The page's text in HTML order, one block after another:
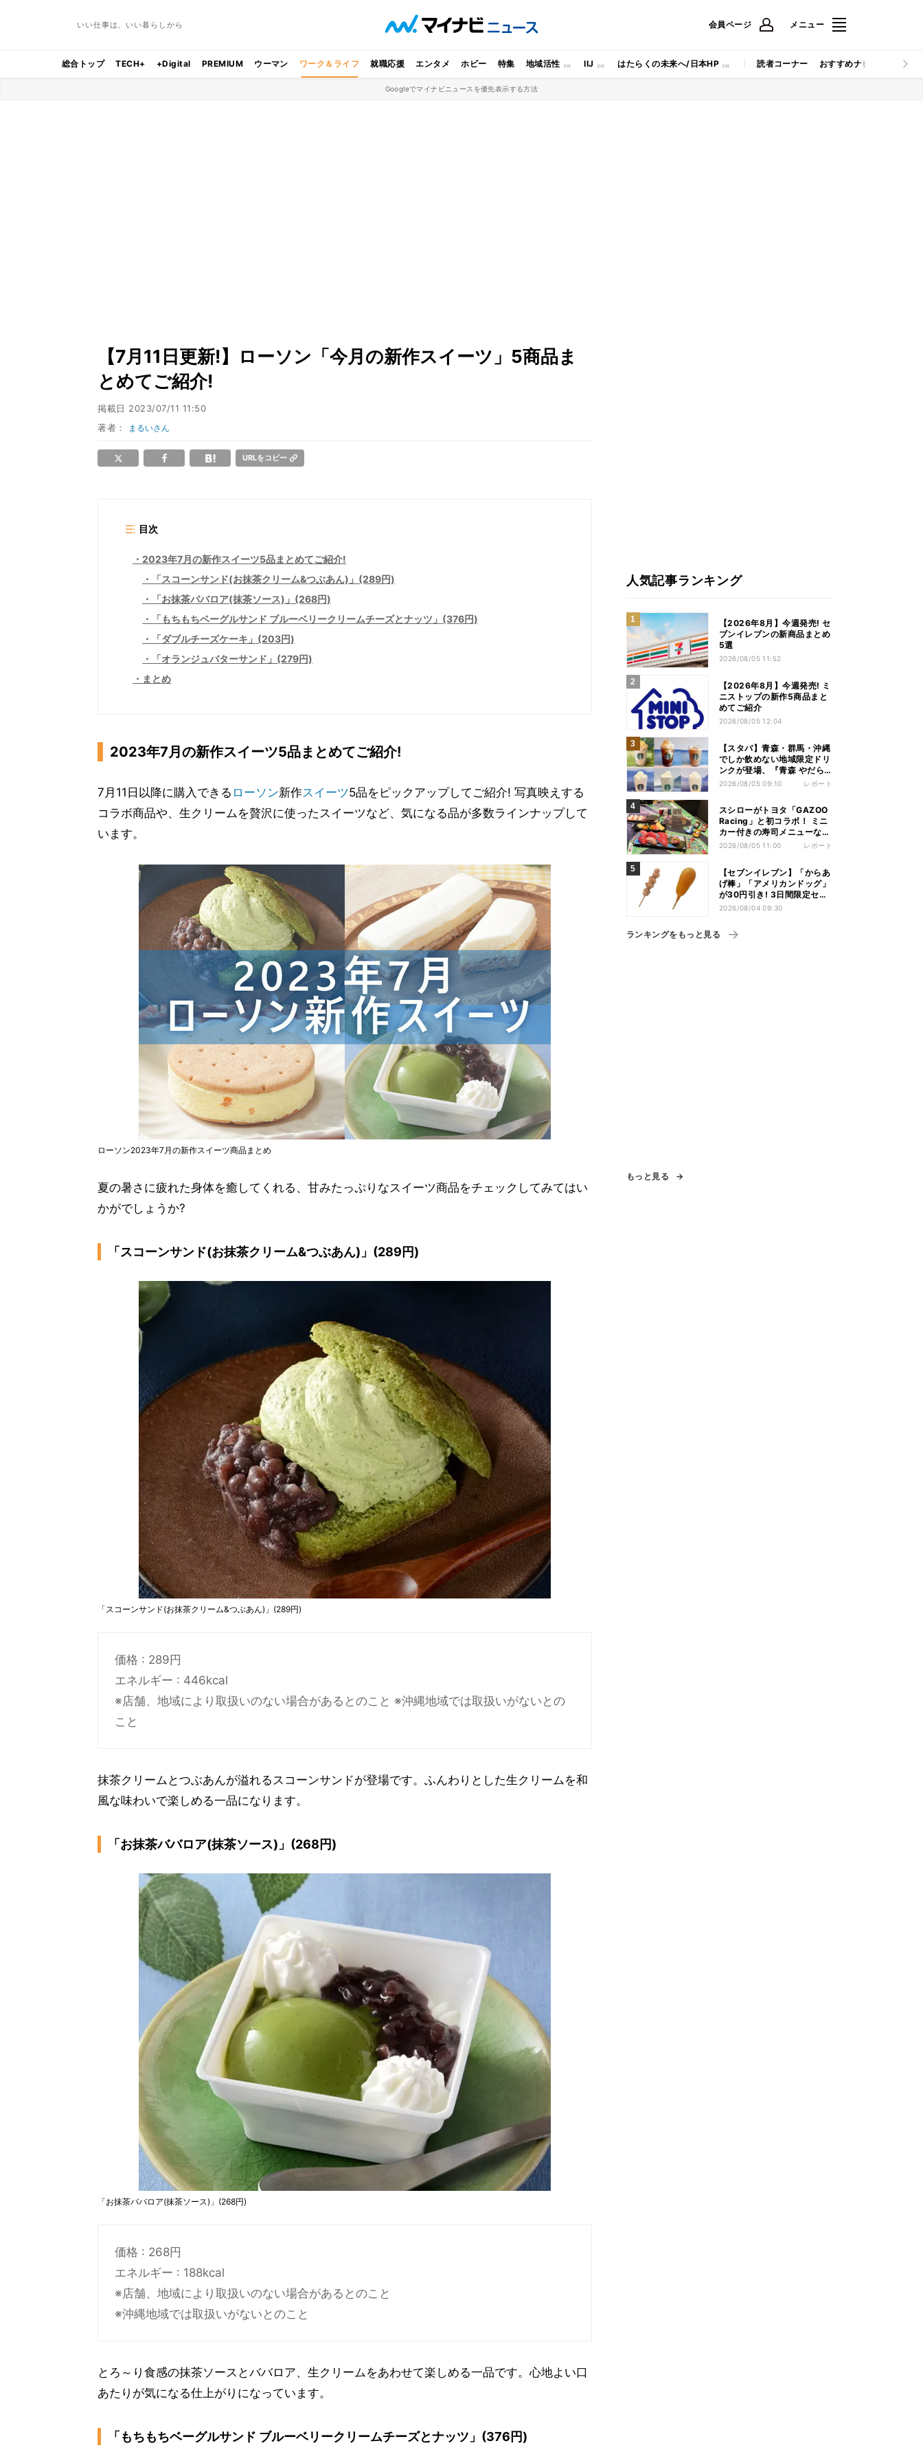
いい仕事は、いい暮らしから 会員ページ メニュー
総合トップ TECH+ +Digital PREMIUM ウーマン ワーク＆ライフ 就職応援 エンタメ ホビー 特集 地域活性 IIJ はたらくの未来へ/日本HP 読者コーナー おすすめナビ マイナビ
Googleでマイナビニュースを優先表示する方法
【7月11日更新!】ローソン「今月の新作スイーツ」5商品ま
とめてご紹介!
掲載日 2023/07/11 11:50
著者：
まるいさん
URLをコピー
目次
2023年7月の新作スイーツ5品まとめてご紹介!
「スコーンサンド(お抹茶クリーム&つぶあん)」(289円)
「お抹茶ババロア(抹茶ソース)」(268円)
「もちもちベーグルサンド ブルーベリークリームチーズとナッツ」(376円)
「ダブルチーズケーキ」(203円)
「オランジュバターサンド」(279円)
まとめ
2023年7月の新作スイーツ5品まとめてご紹介!
7月11日以降に購入できる ローソン新作スイーツ5品をピックアップしてご紹介! 写真映えする
コラボ商品や、生クリームを贅沢に使ったスイーツなど、気になる品が多数ラインナップして
います。
ローソン2023年7月の新作スイーツ商品まとめ
夏の暑さに疲れた身体を癒してくれる、甘みたっぷりなスイーツ商品をチェックしてみてはい
かがでしょうか?
「スコーンサンド(お抹茶クリーム&つぶあん)」(289円)
「スコーンサンド(お抹茶クリーム&つぶあん)」(289円)
価格 : 289円
エネルギー : 446kcal
※店舗、地域により取扱いのない場合があるとのこと ※沖縄地域では取扱いがないとの
こと
抹茶クリームとつぶあんが溢れるスコーンサンドが登場です。ふんわりとした生クリームを和
風な味わいで楽しめる一品になります。
「お抹茶ババロア(抹茶ソース)」(268円)
「お抹茶ババロア(抹茶ソース)」(268円)
価格 : 268円
エネルギー : 188kcal
※店舗、地域により取扱いのない場合があるとのこと
※沖縄地域では取扱いがないとのこと
とろ～り食感の抹茶ソースとババロア、生クリームをあわせて楽しめる一品です。心地よい口
あたりが気になる仕上がりになっています。
「もちもちベーグルサンド ブルーベリークリームチーズとナッツ」(376円)
人気記事ランキング
【2026年8月】今週発売! セ
ブンイレブンの新商品まとめ
5選
2026/08/05 11:52
【2026年8月】今週発売! ミ
ニストップの新作5商品まと
めてご紹介
2026/08/05 12:04
【スタバ】青森・群馬・沖縄
でしか飲めない地域限定ドリ
ンクが登場、『青森 やだら
めぇりんご アーモンドミル
2026/08/05 09:10 レポート
スシローがトヨタ「GAZOO
Racing」と初コラボ！ ミニ
カー付きの寿司メニューなど
注目のコンテンツは？
2026/08/05 11:00 レポート
【セブンイレブン】「からあ
げ棒」「アメリカンドッグ」
が30円引き! 3日間限定セー
ル開催!
2026/08/04 09:30
ランキングをもっと見る
もっと見る